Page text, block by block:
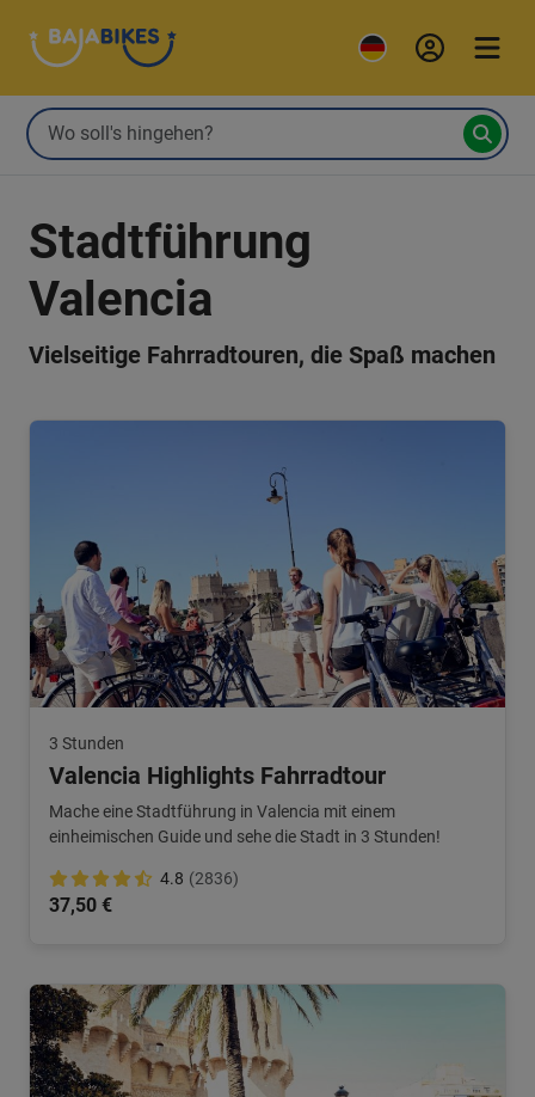
Stadtführung
Valencia
Vielseitige Fahrradtouren, die Spaß machen
3 Stunden
Valencia Highlights Fahrradtour
Mache eine Stadtführung in Valencia mit einem
einheimischen Guide und sehe die Stadt in 3 Stunden!
4.8 (2836)
37,50 €